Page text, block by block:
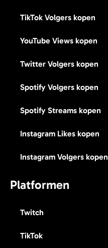
TikTok Volgers kopen
YouTube Views kopen
Twitter Volgers kopen
Spotify Volgers kopen
Spotify Streams kopen
Instagram Likes kopen
Instagram Volgers kopen
Platformen
Twitch
TikTok